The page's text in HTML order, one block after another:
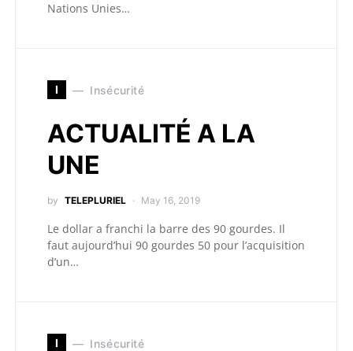
Nations Unies…
I Insécurité
ACTUALITÉ A LA
UNE
by TELEPLURIEL May 16, 2019
Le dollar a franchi la barre des 90 gourdes. Il
faut aujourd’hui 90 gourdes 50 pour l’acquisition
d’un…
I Insécurité